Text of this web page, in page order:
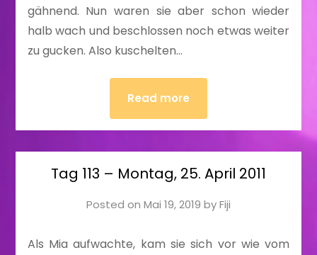
gähnend. Nun waren sie aber schon wieder
halb wach und beschlossen noch etwas weiter
zu gucken. Also kuschelten…
Read more
Tag 113 – Montag, 25. April 2011
Posted on Mai 19, 2019 byFiji
Als Mia aufwachte, kam sie sich vor wie vom